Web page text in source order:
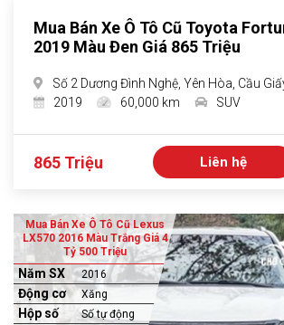
Mua Bán Xe Ô Tô Cũ Toyota
2019 Màu Đen Giá 865 Triệu
Số 2 Dương Đình Nghệ, Yên Hòa, Cầu
2019
60,000 km SUV
865 Triệu Liên hệ
Mua Bán Xe Ô Tô Cũ Lexus
LX570 2016 Màu Trắng Giá 4
Tỷ 500 Triệu
Năm SX 2016
Động cơ Xăng
Hộp số Số tự động